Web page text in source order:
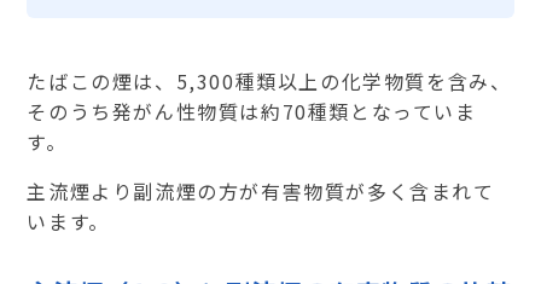
たばこの煙は、5,300種類以上の化学物質を含み、
そのうち発がん性物質は約70種類となっていま
す。
主流煙より副流煙の方が有害物質が多く含まれて
います。